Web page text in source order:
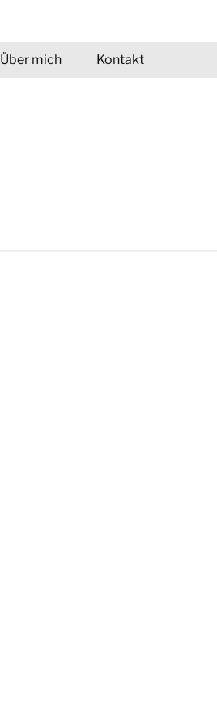
Über mich Kontakt